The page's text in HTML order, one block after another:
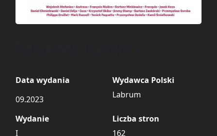
Data wydania
09.2023
Wydawca Polski
Labrum
Wydanie
I
Liczba stron
162